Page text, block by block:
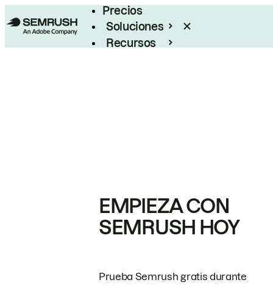
Precios
Soluciones
Recursos
EMPIEZA CON
SEMRUSH HOY
Prueba Semrush gratis durante